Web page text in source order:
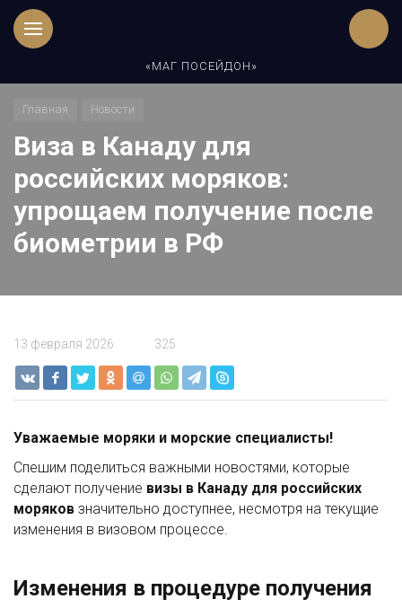
«МАГ ПОСЕЙДОН»
Главная Новости
Виза в Канаду для
российских моряков:
упрощаем получение после
биометрии в РФ
13 февраля 2026 325
Уважаемые моряки и морские специалисты!
Спешим поделиться важными новостями, которые
сделают получение визы в Канаду для российских
моряков значительно доступнее, несмотря на текущие
изменения в визовом процессе.
Изменения в процедуре получения